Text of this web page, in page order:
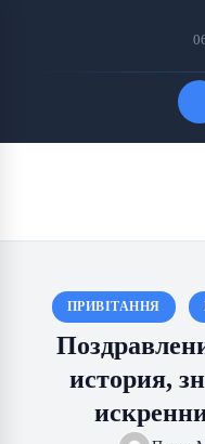
ПРИВІТАННЯ
история,